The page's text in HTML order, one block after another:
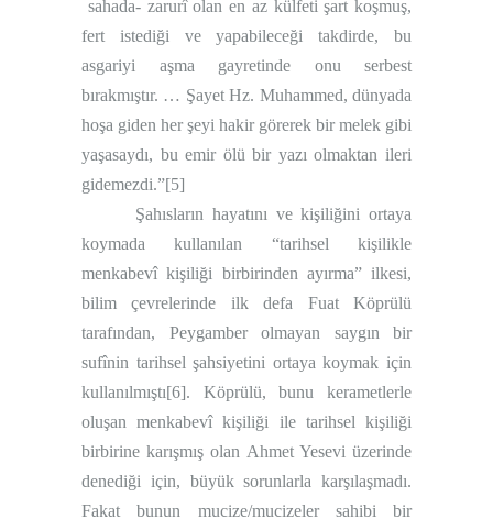
sahada- zarurî olan en az külfeti şart koşmuş,
fert istediği ve yapabileceği takdirde, bu
asgariyi aşma gayretinde onu serbest
bırakmıştır. … Şayet Hz. Muhammed, dünyada
hoşa giden her şeyi hakir görerek bir melek gibi
yaşasaydı, bu emir ölü bir yazı olmaktan ileri
gidemezdi.”[5]
Şahısların hayatını ve kişiliğini ortaya
koymada kullanılan “tarihsel kişilikle
menkabevî kişiliği birbirinden ayırma” ilkesi,
bilim çevrelerinde ilk defa Fuat Köprülü
tarafından, Peygamber olmayan saygın bir
sufînin tarihsel şahsiyetini ortaya koymak için
kullanılmıştı[6]. Köprülü, bunu kerametlerle
oluşan menkabevî kişiliği ile tarihsel kişiliği
birbirine karışmış olan Ahmet Yesevi üzerinde
denediği için, büyük sorunlarla karşılaşmadı.
Fakat bunun mucize/mucizeler sahibi bir